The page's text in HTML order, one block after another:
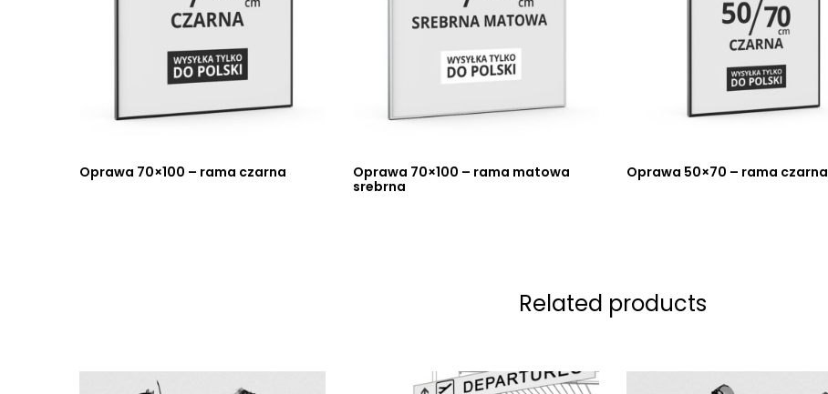
Oprawa 70×100 – rama czarna
Oprawa 70×100 – rama matowa
srebrna
Oprawa 50×70 – rama czarna
Related products